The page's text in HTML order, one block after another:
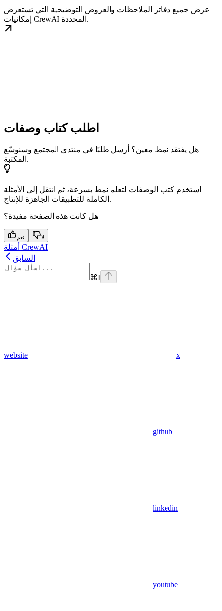
عرض جميع دفاتر الملاحظات والعروض التوضيحية التي تستعرض
إمكانيات CrewAI المحددة.
اطلب كتاب وصفات
هل يفتقد نمط معين؟ أرسل طلبًا في منتدى المجتمع وسنوسّع
المكتبة.
استخدم كتب الوصفات لتعلم نمط بسرعة، ثم انتقل إلى الأمثلة
الكاملة للتطبيقات الجاهزة للإنتاج.
هل كانت هذه الصفحة مفيدة؟
نعم لا
أمثلة CrewAI
السابق
⌘I
website x
github
linkedin
youtube